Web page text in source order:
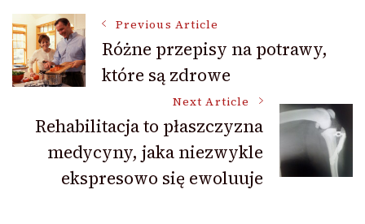
Post
Navigation
Previous Article
Różne przepisy na potrawy,
które są zdrowe
Next Article
Rehabilitacja to płaszczyzna
medycyny, jaka niezwykle
ekspresowo się ewoluuje